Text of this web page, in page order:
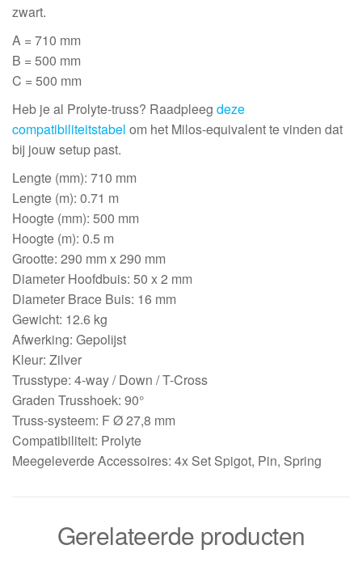
zwart.
A = 710 mm
B = 500 mm
C = 500 mm
Heb je al Prolyte-truss? Raadpleeg deze
compatibiliteitstabel om het Milos-equivalent te vinden dat
bij jouw setup past.
Lengte (mm): 710 mm
Lengte (m): 0.71 m
Hoogte (mm): 500 mm
Hoogte (m): 0.5 m
Grootte: 290 mm x 290 mm
Diameter Hoofdbuis: 50 x 2 mm
Diameter Brace Buis: 16 mm
Gewicht: 12.6 kg
Afwerking: Gepolijst
Kleur: Zilver
Trusstype: 4-way / Down / T-Cross
Graden Trusshoek: 90°
Truss-systeem: F Ø 27,8 mm
Compatibiliteit: Prolyte
Meegeleverde Accessoires: 4x Set Spigot, Pin, Spring
Gerelateerde producten